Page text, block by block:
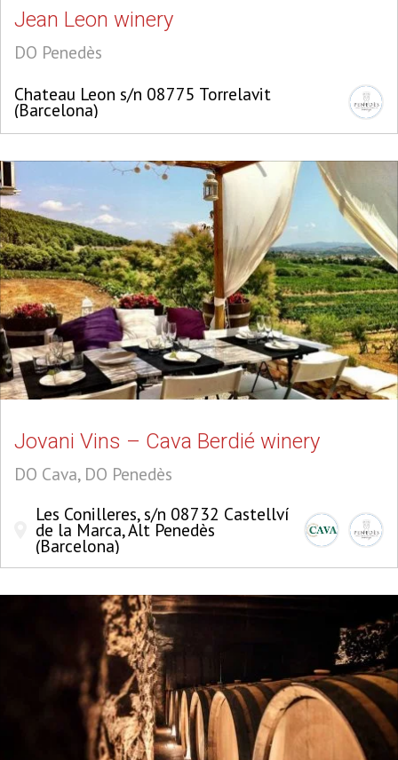
Jean Leon winery
DO Penedès
Chateau Leon s/n 08775 Torrelavit
(Barcelona)
Jovani Vins – Cava Berdié winery
DO Cava, DO Penedès
Les Conilleres, s/n 08732 Castellví
de la Marca, Alt Penedès
(Barcelona)